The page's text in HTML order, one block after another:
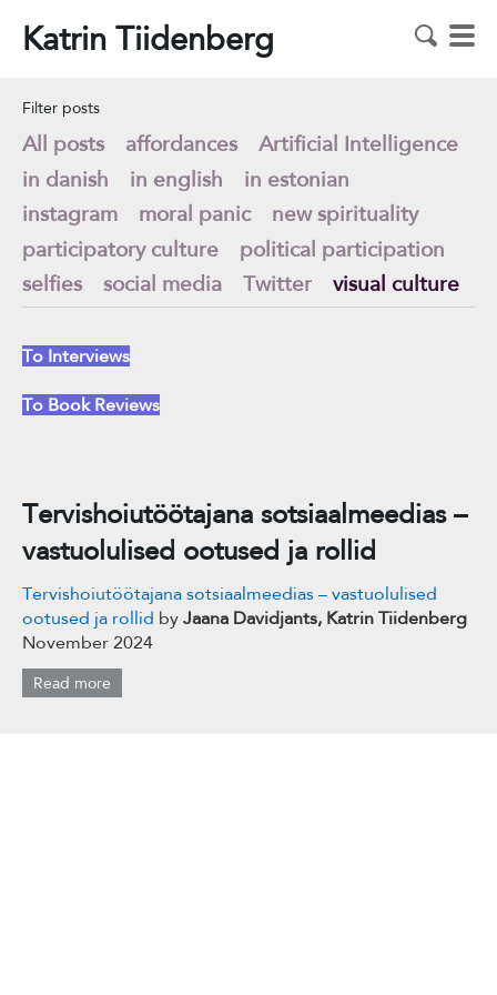
Katrin Tiidenberg
Filter posts
All posts affordances
Artificial Intelligence
in danish
in english
in estonian
instagram
moral panic
new spirituality
participatory culture
political participation
selfies
social media Twitter visual culture
To Interviews
To Book Reviews
Tervishoiutöötajana sotsiaalmeedias –
vastuolulised ootused ja rollid
Tervishoiutöötajana sotsiaalmeedias – vastuolulised
ootused ja rollid by Jaana Davidjants, Katrin Tiidenberg
November 2024
Read more